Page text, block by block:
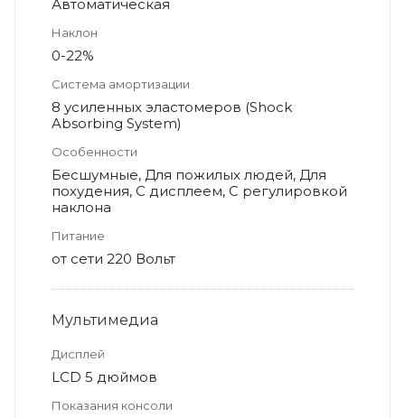
Автоматическая
Наклон
0-22%
Система амортизации
8 усиленных эластомеров (Shock
Absorbing System)
Особенности
Бесшумные, Для пожилых людей, Для
похудения, С дисплеем, С регулировкой
наклона
Питание
от сети 220 Вольт
Мультимедиа
Дисплей
LCD 5 дюймов
Показания консоли